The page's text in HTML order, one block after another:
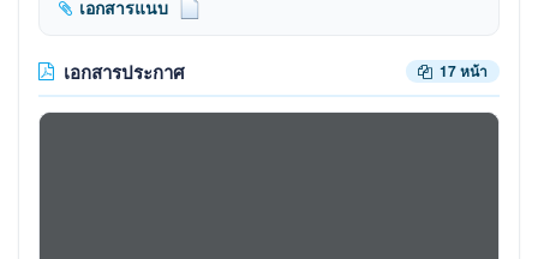
เอกสารแนบ
เอกสารประกาศ 17 หน้า